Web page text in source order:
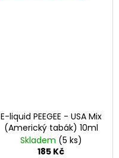
E-liquid PEEGEE - USA Mix
(Americký tabák) 10ml
Skladem (5 ks)
185 Kč